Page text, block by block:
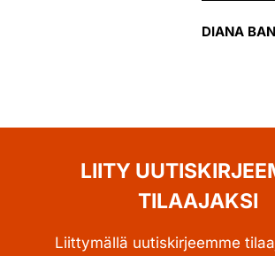
DIANA
LIITY
TILAAJAKSI
Liittymällä uutiskirjeemme